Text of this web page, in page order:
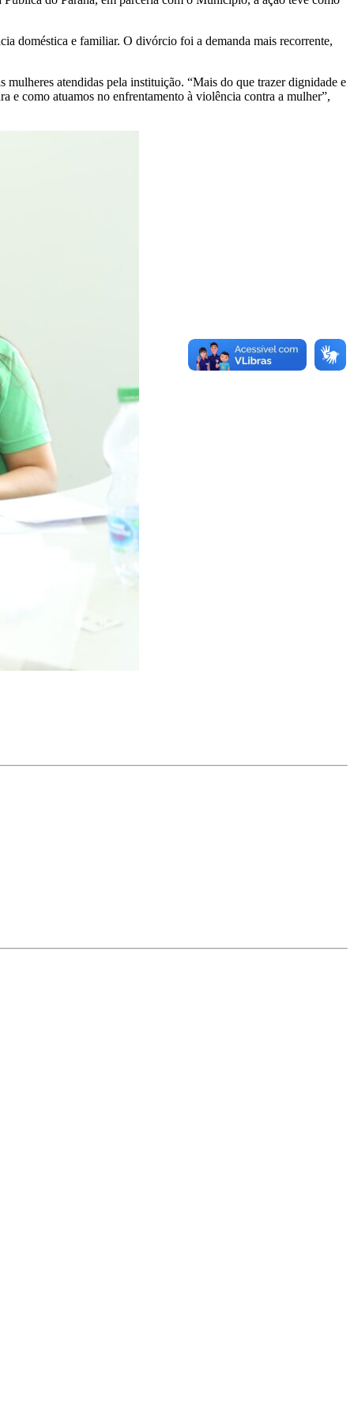
doméstica e familiar. O divórcio foi a demanda mais recorrente,
atendidas pela instituição. “Mais do que trazer dignidade e
e como atuamos no enfrentamento à violência contra a mulher”,